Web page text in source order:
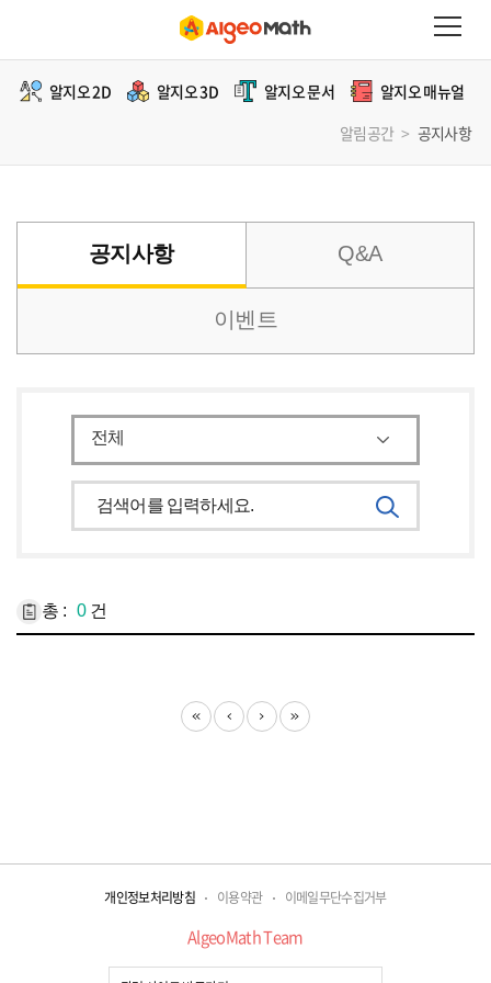
알지오 2D 알지오 3D 알지오 문서
알지오 매뉴얼
알림공간 > 공지사항
공지사항 Q&A
이벤트
전체
검
색
총 : 0 건
개인정보처리방침 이용약관 이메일무단수집거부
AlgeoMath Team